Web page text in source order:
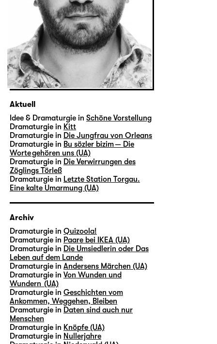
Aktuell
Idee & Dramaturgie in Schöne Vorstellung
Dramaturgie in Kitt
Dramaturgie in Die Jungfrau von Orleans
Dramaturgie in Bu sözler bizim — Die
Worte gehören uns (UA)
Dramaturgie in Die Verwirrungen des
Zöglings Törleß
Dramaturgie in Letzte Station Torgau.
Eine kalte Umarmung (UA)
Archiv
Dramaturgie in Quizoola!
Dramaturgie in Paare bei IKEA (UA)
Dramaturgie in Die Umsiedlerin oder Das
Leben auf dem Lande
Dramaturgie in Andersens Märchen (UA)
Dramaturgie in Von Wunden und
Wundern (UA)
Dramaturgie in Geschichten vom
Ankommen, Weggehen, Bleiben
Dramaturgie in Daten sind auch nur
Menschen
Dramaturgie in Knöpfe (UA)
Dramaturgie in Nullerjahre